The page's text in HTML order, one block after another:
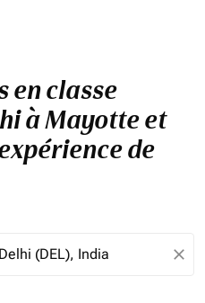
en classe
à Mayotte et
de
close